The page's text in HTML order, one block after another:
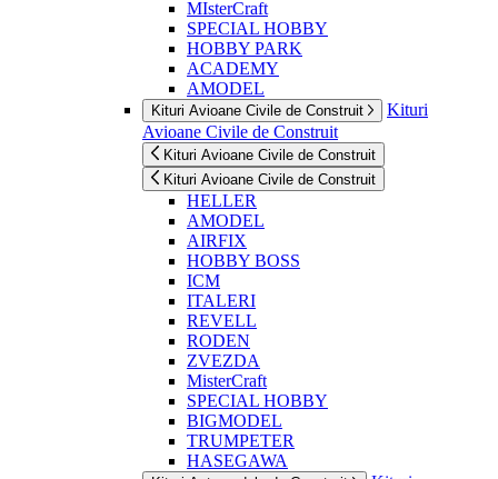
MIsterCraft
SPECIAL HOBBY
HOBBY PARK
ACADEMY
AMODEL
Kituri Avioane Civile de Construit
Kituri
Avioane Civile de Construit
Kituri Avioane Civile de Construit
Kituri Avioane Civile de Construit
HELLER
AMODEL
AIRFIX
HOBBY BOSS
ICM
ITALERI
REVELL
RODEN
ZVEZDA
MisterCraft
SPECIAL HOBBY
BIGMODEL
TRUMPETER
HASEGAWA